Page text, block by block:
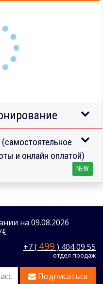
(самостоятельное
и онлайн оплатой)
NEW
на 09.08.2026
€
+7 ( 499 ) 404 09 55
отдел продаж
Подписаться